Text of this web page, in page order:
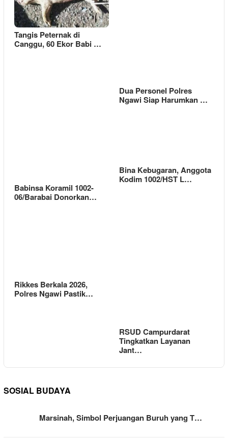
Tangis Peternak di
Canggu, 60 Ekor Babi …
Dua Personel Polres
Ngawi Siap Harumkan …
Babinsa Koramil 1002-
06/Barabai Donorkan…
Bina Kebugaran, Anggota
Kodim 1002/HST L…
Rikkes Berkala 2026,
Polres Ngawi Pastik…
RSUD Campurdarat
Tingkatkan Layanan
Jant…
SOSIAL BUDAYA
Marsinah, Simbol Perjuangan Buruh yang T…